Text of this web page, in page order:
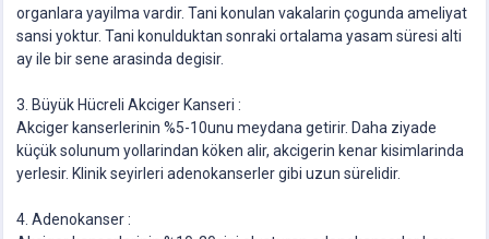
organlara yayilma vardir. Tani konulan vakalarin çogunda ameliyat
sansi yoktur. Tani konulduktan sonraki ortalama yasam süresi alti
ay ile bir sene arasinda degisir.
3. Büyük Hücreli Akciger Kanseri :
Akciger kanserlerinin %5-10unu meydana getirir. Daha ziyade
küçük solunum yollarindan köken alir, akcigerin kenar kisimlarinda
yerlesir. Klinik seyirleri adenokanserler gibi uzun sürelidir.
4. Adenokanser :